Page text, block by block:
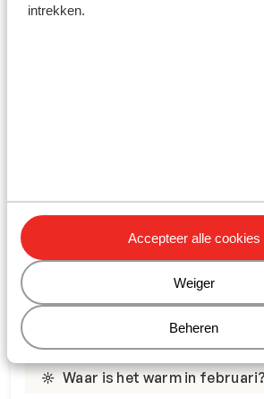
intrekken.
Accepteer alle cookies
Weiger
Beheren
Dagtemperatuur: Ca. 22°C
Warmtegids: vind de zon
door
Waar is het warm in januari?
Waar is het warm in